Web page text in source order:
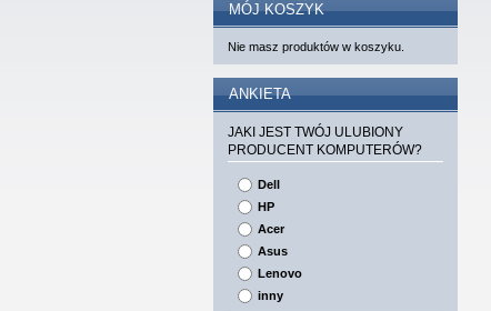
MÓJ KOSZYK
Nie masz produktów w koszyku.
ANKIETA
JAKI JEST TWÓJ ULUBIONY
PRODUCENT KOMPUTERÓW?
Dell
HP
Acer
Asus
Lenovo
inny